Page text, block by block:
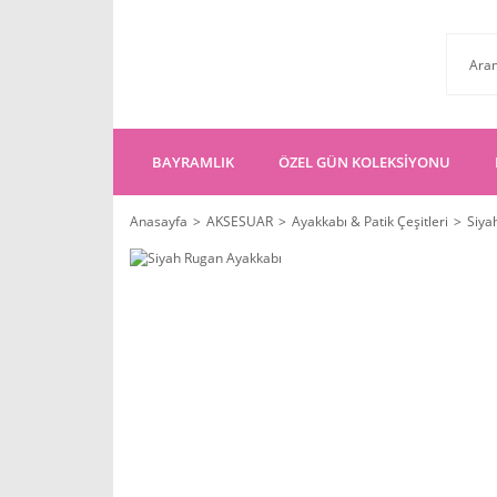
BAYRAMLIK ÖZEL GÜN KOLEKSİYONU
Anasayfa AKSESUAR Ayakkabı & Patik Çeşitleri